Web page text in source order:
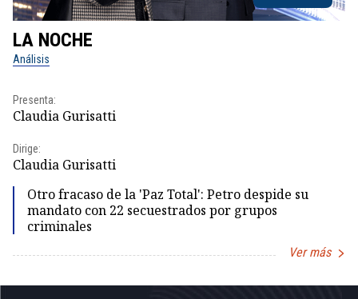
LA NOCHE
Análisis
Presenta:
Claudia Gurisatti
Dirige:
Claudia Gurisatti
Otro fracaso de la 'Paz Total': Petro despide su
mandato con 22 secuestrados por grupos
criminales
Ver más